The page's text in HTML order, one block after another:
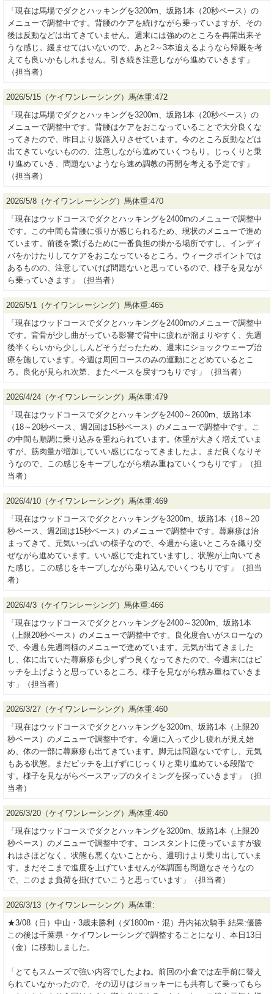
「現在は馬場でダクとハッキングを3200m、坂路1本（20秒ペース）の
メニューで調整中です。背腰のケアを続けながら乗っていますが、その
後は反動などは出てきていません。週末には強めのところを再開出来そ
うな感じ。緩ませてはいないので、あと2～3本追えるようなら帰厩を考
えても良いかもしれません。引き続き注意しながら進めていきます」
（担当者）
2026/5/15（ケイワンレーシング）馬体重:472
「現在は馬場でダクとハッキングを3200m、坂路1本（20秒ペース）の
メニューで調整中です。背腰はケアをおこなっていることで大分良くな
ってきたので、昨日より坂路入りさせています。今のところ反動などは
出てきていないものの、注意しながら進めていくつもり。じっくりと乗
り進めていき、問題ないようなら速め調教の再開を考える予定です」
（担当者）
2026/5/8（ケイワンレーシング）馬体重:470
「現在はウッドコースでダクとハッキングを2400mのメニューで調整中
です。この中間も背腰に張りが感じられるため、現状のメニューで進め
ています。前後を繋げるために一番負担の掛かる場所ですし、インディ
バをかけたりしてケアをおこなっているところ。ウィークポイントでは
あるものの、注意していけば問題ないと思っているので、様子を見なが
ら乗っていきます」（担当者）
2026/5/1（ケイワンレーシング）馬体重:465
「現在はウッドコースでダクとハッキングを2400mのメニューで調整中
です。背骨が少し曲がっている影響で背中に疲れが溜まりやすく、先週
後半くらいから少ししんどそうだったため、週末にショックウェーブ治
療を施しています。今週は周回コースのみの運動にとどめているとこ
ろ。良化が見られ次第、またペースを戻すつもりです」（担当者）
2026/4/24（ケイワンレーシング）馬体重:479
「現在はウッドコースでダクとハッキングを2400～2600m、坂路1本
（18～20秒ペース、週2回は15秒ペース）のメニューで調整中です。こ
の中間も順調に乗り込みを重ねられています。体重が大きく増えていま
すが、筋肉量が増加していい感じになってきましたよ。まだ良くなりそ
うなので、この感じをキープしながら積み重ねていくつもりです」（担
当者）
2026/4/10（ケイワンレーシング）馬体重:469
「現在はウッドコースでダクとハッキングを3200m、坂路1本（18～20
秒ペース、週2回は15秒ペース）のメニューで調整中です。蕁麻疹は治
まってきて、元気いっぱいの様子なので、今週から速いところを織り交
ぜながら進めています。いい感じで走れていますし、状態が上向いてき
た感じ。この感じをキープしながら乗り込んでいくつもりです」（担当
者）
2026/4/3（ケイワンレーシング）馬体重:466
「現在はウッドコースでダクとハッキングを2400～3200m、坂路1本
（上限20秒ペース）のメニューで調整中です。良化度合いがスローなの
で、今週も先週同様のメニューで進めています。元気が出てきました
し、体に出ていた蕁麻疹も少しずつ良くなってきたので、今週末にはピ
ッチを上げようと思っているところ。様子を見ながら積み重ねていきま
す」（担当者）
2026/3/27（ケイワンレーシング）馬体重:460
「現在はウッドコースでダクとハッキングを3200m、坂路1本（上限20
秒ペース）のメニューで調整中です。今週に入って少し疲れが見え始
め、体の一部に蕁麻疹も出てきています。脚元は問題ないですし、元気
もある状態。まだピッチを上げずにじっくりと乗り進めている段階で
す。様子を見ながらペースアップのタイミングを探っていきます」（担
当者）
2026/3/20（ケイワンレーシング）馬体重:460
「現在はウッドコースでダクとハッキングを3200m、坂路1本（上限20
秒ペース）のメニューで調整中です。コンスタントに使っていますが疲
れはさほどなく、状態も悪くないことから、週明けより乗り出していま
す。まだそこまで進度を上げていませんが体調面も問題なさそうなの
で、このまま負荷を掛けていこうと思っています」（担当者）
2026/3/13（ケイワンレーシング）馬体重:
★3/08（日）中山・3歳未勝利（ダ1800m・混）丹内祐次騎手 結果:優勝
この後は千葉県・ケイワンレーシングで調整することになり、本日13日
（金）に移動しました。
「とてもスムーズで強い内容でしたよね。前回の小倉では左手前に替え
られていなかったので、その辺りはジョッキーにも共有して乗ってもら